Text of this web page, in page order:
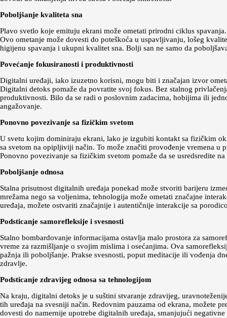
Poboljšanje kvaliteta sna
Plavo svetlo koje emituju ekrani može ometati prirodni ciklus
Ovo ometanje može dovesti do poteškoća u uspavljivanju, lošeg
higijenu spavanja i ukupni kvalitet sna. Bolji san ne samo da
Povećanje fokusiranosti i produktivnosti
Digitalni uređaji, iako izuzetno korisni, mogu biti i značajan izvor
Digitalni detoks pomaže da povratite svoj fokus. Bez stalnog
produktivnosti. Bilo da se radi o poslovnim zadacima, hobijima ili
angažovanje.
Ponovno povezivanje sa fizičkim svetom
U svetu kojim dominiraju ekrani, lako je izgubiti kontakt sa fizičkim
sa svetom na opipljiviji način. To može značiti provođenje vremena
Ponovno povezivanje sa fizičkim svetom pomaže da se usredsredite
Poboljšanje odnosa
Stalna prisutnost digitalnih uređaja ponekad može stvoriti barijeru
mrežama nego sa voljenima, tehnologija može ometati značajne
uređaja, možete ostvariti značajnije i autentičnije interakcije sa
Podsticanje samorefleksije i svesnosti
Stalno bombardovanje informacijama ostavlja malo prostora za
vreme za razmišljanje o svojim mislima i osećanjima. Ova
pažnja ili poboljšanje. Prakse svesnosti, poput meditacije ili vođenja
zdravlje.
Podsticanje zdravijeg odnosa sa tehnologijom
Na kraju, digitalni detoks je u suštini stvaranje zdravijeg,
tih uređaja na svesniji način. Redovnim pauzama od ekrana, možete
dovesti do namernije upotrebe digitalnih uređaja, smanjujući